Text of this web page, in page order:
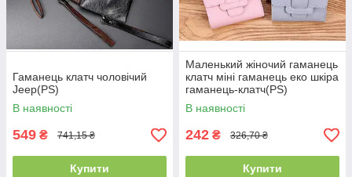
Гаманець клатч чоловічий
Jeep(PS)
В наявності
549 ₴ 741,15 ₴
Купити
Маленький жіночий гаманець
клатч міні гаманець еко шкіра
гаманець-клатч(PS)
В наявності
242 ₴ 326,70 ₴
Купити